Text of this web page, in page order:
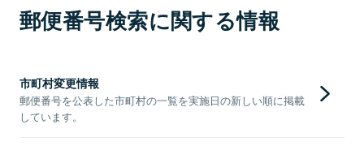
郵便番号検索に関する情報
市町村変更情報
郵便番号を公表した市町村の一覧を実施日の新しい順に掲載
しています。